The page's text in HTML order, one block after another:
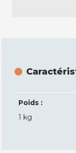
Poids :
1 kg